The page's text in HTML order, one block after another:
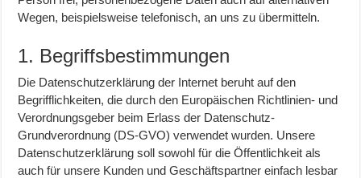
Wegen, beispielsweise telefonisch, an uns zu übermitteln.
1. Begriffsbestimmungen
Die Datenschutzerklärung der Internet beruht auf den
Begrifflichkeiten, die durch den Europäischen Richtlinien- und
Verordnungsgeber beim Erlass der Datenschutz-
Grundverordnung (DS-GVO) verwendet wurden. Unsere
Datenschutzerklärung soll sowohl für die Öffentlichkeit als
auch für unsere Kunden und Geschäftspartner einfach lesbar